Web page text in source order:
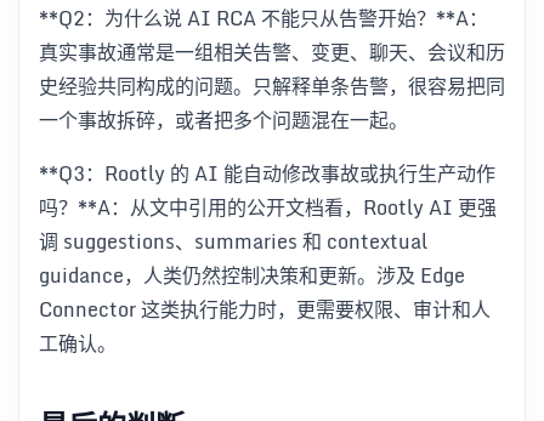
**Q2：为什么说 AI RCA 不能只从告警开始？**A：
真实事故通常是一组相关告警、变更、聊天、会议和历
史经验共同构成的问题。只解释单条告警，很容易把同
一个事故拆碎，或者把多个问题混在一起。
**Q3：Rootly 的 AI 能自动修改事故或执行生产动作
吗？**A：从文中引用的公开文档看，Rootly AI 更强
调 suggestions、summaries 和 contextual
guidance，人类仍然控制决策和更新。涉及 Edge
Connector 这类执行能力时，更需要权限、审计和人
工确认。